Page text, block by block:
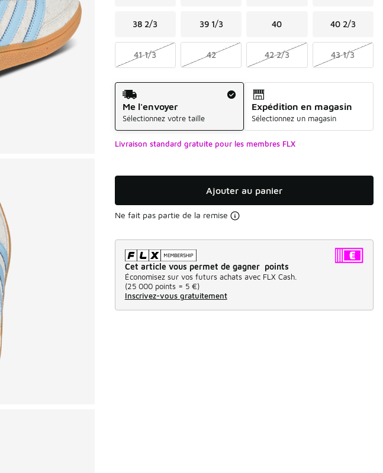
38 2/3 39 1/3 40 40 2/3
41 1/3 42 42 2/3 43 1/3
Mode d'expédition
Me l'envoyer
Sélectionnez votre taille
Expédition en magasin
Sélectionnez un magasin
Livraison standard gratuite pour les membres FLX
Ajouter au panier
Ne fait pas partie de la remise
Cet article vous permet de gagner points
Économisez sur vos futurs achats avec FLX Cash.
(25 000 points = 5 €)
Inscrivez-vous gratuitement